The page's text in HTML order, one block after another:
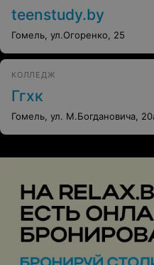
teenstudy.by
Гомель, ул.Огоренко, 25
КОЛЛЕДЖ
Ггхк
Гомель, ул. М.Богдановича,